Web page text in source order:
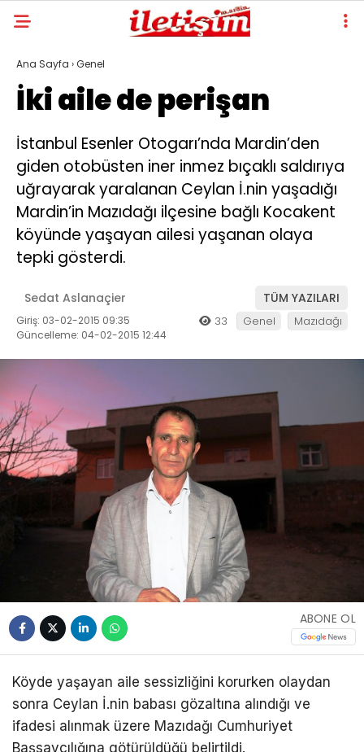
Ana Sayfa ›Genel
İki aile de perişan
İstanbul Esenler Otogarı’nda Mardin’den
giden otobüsten iner inmez bıçaklı saldırıya
uğrayarak yaralanan Ceylan İ.nin yaşadığı
Mardin’in Mazıdağı ilçesine bağlı Kocakent
köyünde yaşayan ailesi yaşanan olaya
tepki gösterdi.
Sedat Aslanaçier TÜM YAZILARI
Giriş: 03-02-2015 09:35
Güncelleme: 04-02-2015 12:44
33 Genel Mazıdağı
ABONE OL
Köyde yaşayan aile sessizliğini korurken olaydan
sonra Ceylan İ.nin babası gözaltına alındığı ve
ifadesi alınmak üzere Mazıdağı Cumhuriyet
Başsavcılığına götürüldüğü belirtildi.